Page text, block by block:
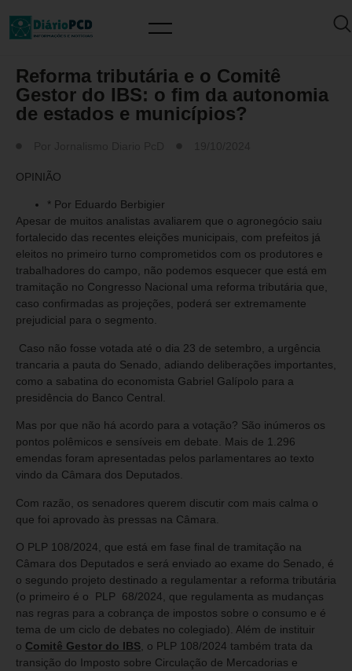
Reforma tributária e o Comitê
Gestor do IBS: o fim da autonomia
de estados e municípios?
OPINIÃO
* Por Eduardo Berbigier
Apesar de muitos analistas avaliarem que o agronegócio saiu
fortalecido das recentes eleições municipais, com prefeitos já
eleitos no primeiro turno comprometidos com os produtores e
trabalhadores do campo, não podemos esquecer que está em
tramitação no Congresso Nacional uma reforma tributária que,
caso confirmadas as projeções, poderá ser extremamente
prejudicial para o segmento.
Caso não fosse votada até o dia 23 de setembro, a urgência
trancaria a pauta do Senado, adiando deliberações importantes,
como a sabatina do economista Gabriel Galípolo para a
presidência do Banco Central.
Mas por que não há acordo para a votação? São inúmeros os
pontos polêmicos e sensíveis em debate. Mais de 1.296
emendas foram apresentadas pelos parlamentares ao texto
vindo da Câmara dos Deputados.
Com razão, os senadores querem discutir com mais calma o
que foi aprovado às pressas na Câmara.
O PLP 108/2024, que está em fase final de tramitação na
Câmara dos Deputados e será enviado ao exame do Senado, é
o segundo projeto destinado a regulamentar a reforma tributária
(o primeiro é o PLP 68/2024, que regulamenta as mudanças
nas regras para a cobrança de impostos sobre o consumo e é
tema de um ciclo de debates no colegiado). Além de instituir
o Comitê Gestor do IBS , o PLP 108/2024 também trata da
transição do Imposto sobre Circulação de Mercadorias e